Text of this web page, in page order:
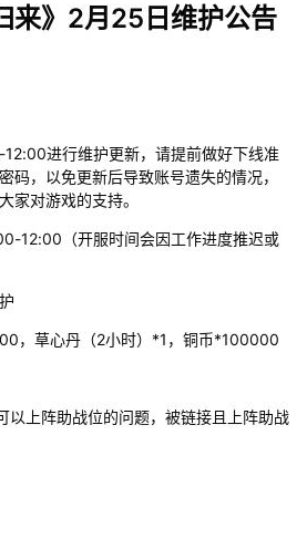
来》2月25日维护公告
进行维护更新，请提前做好下线准
码，以免更新后导致账号遗失的情况，
家对游戏的支持。
12:00（开服时间会因工作进度推迟或
，草心丹（2小时）*1，铜币*100000
以上阵助战位的问题，被链接且上阵助战